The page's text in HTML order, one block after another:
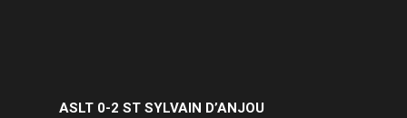
ASLT 0-2 ST SYLVAIN D’ANJOU